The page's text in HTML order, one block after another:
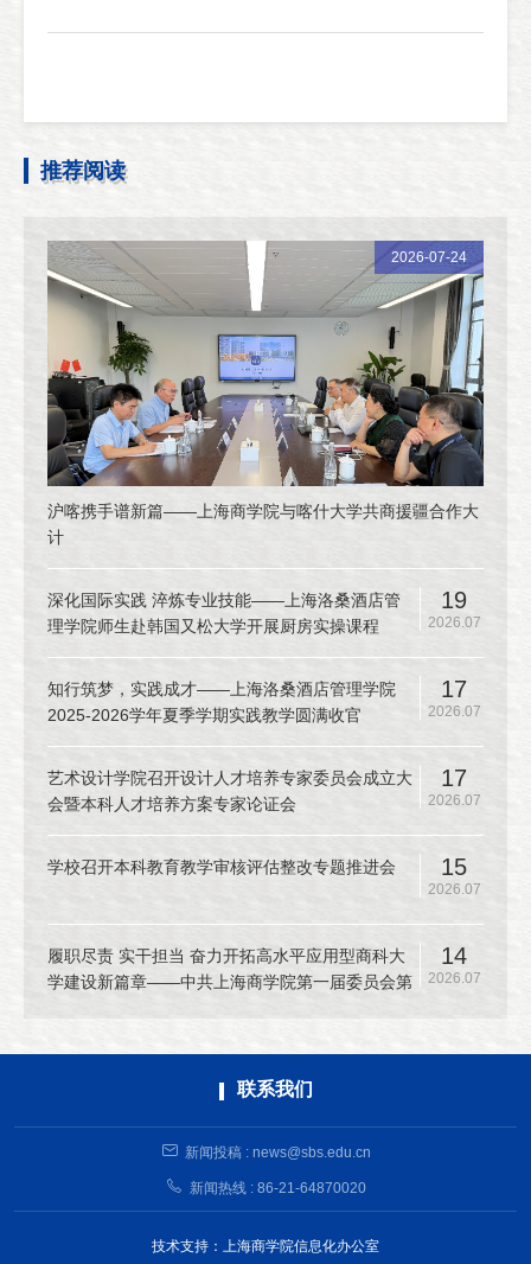
推荐阅读
2026-07-24
沪喀携手谱新篇——上海商学院与喀什大学共商援疆合作大
计
19
2026.07
深化国际实践 淬炼专业技能——上海洛桑酒店管
理学院师生赴韩国又松大学开展厨房实操课程
17
2026.07
知行筑梦，实践成才——上海洛桑酒店管理学院
2025-2026学年夏季学期实践教学圆满收官
17
2026.07
艺术设计学院召开设计人才培养专家委员会成立大
会暨本科人才培养方案专家论证会
15
2026.07
学校召开本科教育教学审核评估整改专题推进会
14
2026.07
履职尽责 实干担当 奋力开拓高水平应用型商科大
学建设新篇章——中共上海商学院第一届委员会第
联系我们
新闻投稿 : news@sbs.edu.cn
新闻热线 : 86-21-64870020
技术支持：上海商学院信息化办公室